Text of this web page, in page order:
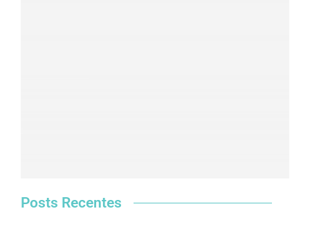
Posts Recentes